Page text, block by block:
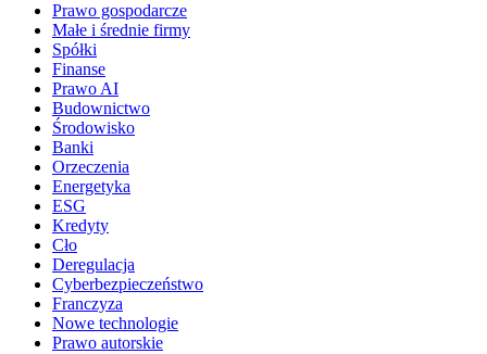
Prawo gospodarcze
Małe i średnie firmy
Spółki
Finanse
Prawo AI
Budownictwo
Środowisko
Banki
Orzeczenia
Energetyka
ESG
Kredyty
Cło
Deregulacja
Cyberbezpieczeństwo
Franczyza
Nowe technologie
Prawo autorskie